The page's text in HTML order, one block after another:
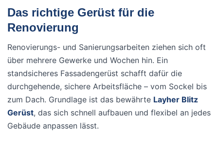
Das richtige Gerüst für die
Renovierung
Renovierungs- und Sanierungsarbeiten ziehen sich oft
über mehrere Gewerke und Wochen hin. Ein
standsicheres Fassadengerüst schafft dafür die
durchgehende, sichere Arbeitsfläche – vom Sockel bis
zum Dach. Grundlage ist das bewährte Layher Blitz
Gerüst, das sich schnell aufbauen und flexibel an jedes
Gebäude anpassen lässt.